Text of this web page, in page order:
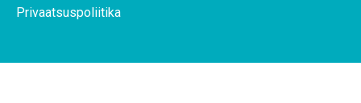
Privaatsuspoliitika